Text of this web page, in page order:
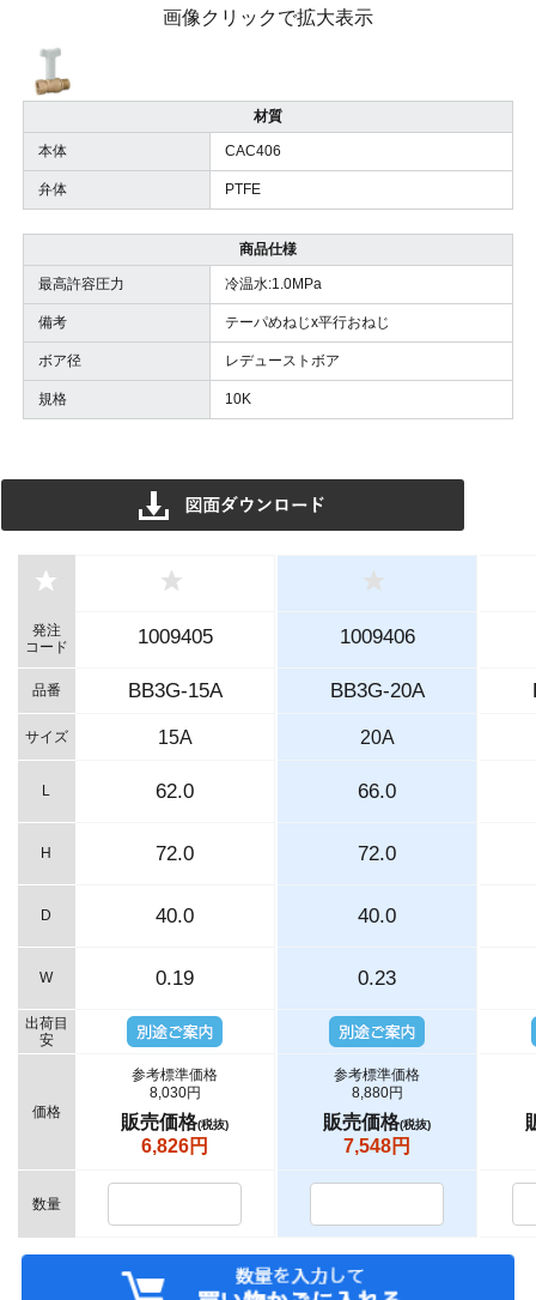
画像クリックで拡大表示
材質
本体 CAC406
弁体 PTFE
商品仕様
最高許容圧力 冷温水:1.0MPa
備考 テーパめねじx平行おねじ
ボア径 レデューストボア
規格 10K
発注
コード
品番
サイズ
L
H
D
W
出荷目
安
価格
数量
1009405
BB3G-15A
15A
62.0
72.0
40.0
0.19
参考標準価格
8,030円
販売価格(税抜)
6,826円
1009406
BB3G-20A
20A
66.0
72.0
40.0
0.23
参考標準価格
8,880円
販売価格(税抜)
7,548円